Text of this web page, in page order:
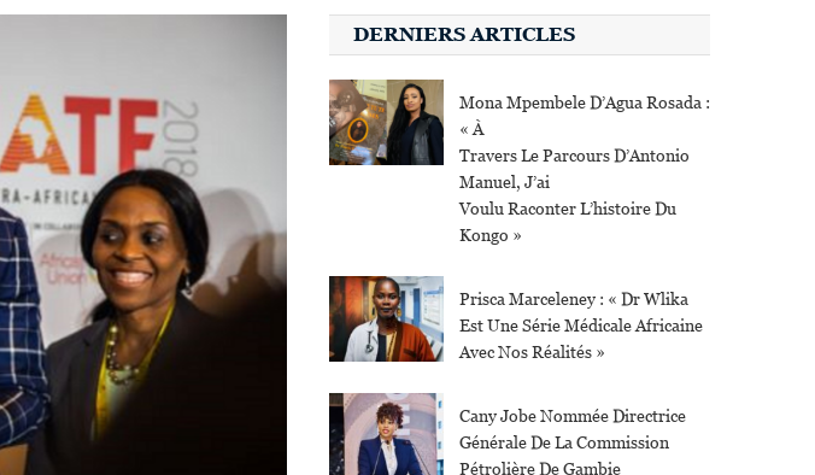
DERNIERS ARTICLES
Mona Mpembele D’Agua Rosada :
« À
Travers Le Parcours D’Antonio
Manuel, J’ai
Voulu Raconter L’histoire Du
Kongo »
Prisca Marceleney : « Dr Wlika
Est Une Série Médicale Africaine
Avec Nos Réalités »
Cany Jobe Nommée Directrice
Générale De La Commission
Pétrolière De Gambie